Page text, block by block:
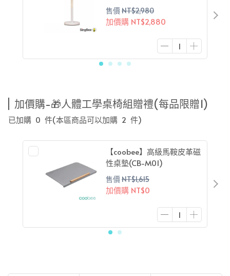
售價NT$2,980
加價購 NT$2,880
加價購-🎁人體工學桌椅組贈禮(每品限贈1)
已加購 0 件(本區商品可以加購 2 件)
【coobee】高級馬鞍皮革磁
性桌墊(CB-M01)
售價NT$1,615
加價購 NT$0